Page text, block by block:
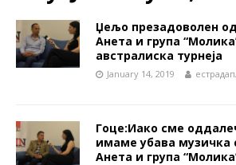
Џељо презадоволен
Анета и група
австралиска турнеја
January 14, 2019
Гоце:Иако сме
имаме убава музичка
Анета и група